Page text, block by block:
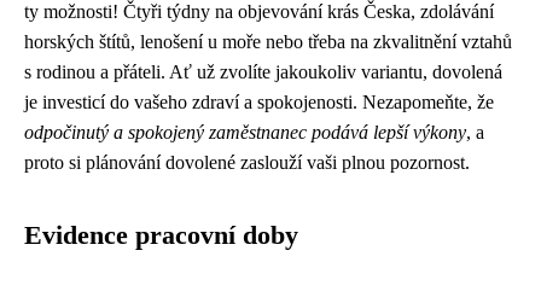
ty možnosti! Čtyři týdny na objevování krás Česka, zdolávání
horských štítů, lenošení u moře nebo třeba na zkvalitnění vztahů
s rodinou a přáteli. Ať už zvolíte jakoukoliv variantu, dovolená
je investicí do vašeho zdraví a spokojenosti. Nezapomeňte, že
odpočinutý a spokojený zaměstnanec podává lepší výkony, a
proto si plánování dovolené zaslouží vaši plnou pozornost.
Evidence pracovní doby